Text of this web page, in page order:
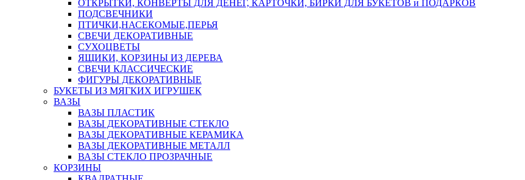
ОТКРЫТКИ, КОНВЕРТЫ ДЛЯ ДЕНЕГ, КАРТОЧКИ, БИРКИ ДЛЯ БУКЕТОВ и ПОДАРКОВ
ПОДСВЕЧНИКИ
ПТИЧКИ,НАСЕКОМЫЕ,ПЕРЬЯ
СВЕЧИ ДЕКОРАТИВНЫЕ
СУХОЦВЕТЫ
ЯЩИКИ, КОРЗИНЫ ИЗ ДЕРЕВА
СВЕЧИ КЛАССИЧЕСКИЕ
ФИГУРЫ ДЕКОРАТИВНЫЕ
БУКЕТЫ ИЗ МЯГКИХ ИГРУШЕК
ВАЗЫ
ВАЗЫ ПЛАСТИК
ВАЗЫ ДЕКОРАТИВНЫЕ СТЕКЛО
ВАЗЫ ДЕКОРАТИВНЫЕ КЕРАМИКА
ВАЗЫ ДЕКОРАТИВНЫЕ МЕТАЛЛ
ВАЗЫ СТЕКЛО ПРОЗРАЧНЫЕ
КОРЗИНЫ